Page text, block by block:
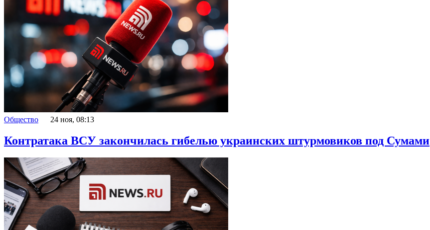
Общество 24 ноя, 08:13
Контратака ВСУ закончилась гибелью украинских штурмовиков под Сумами